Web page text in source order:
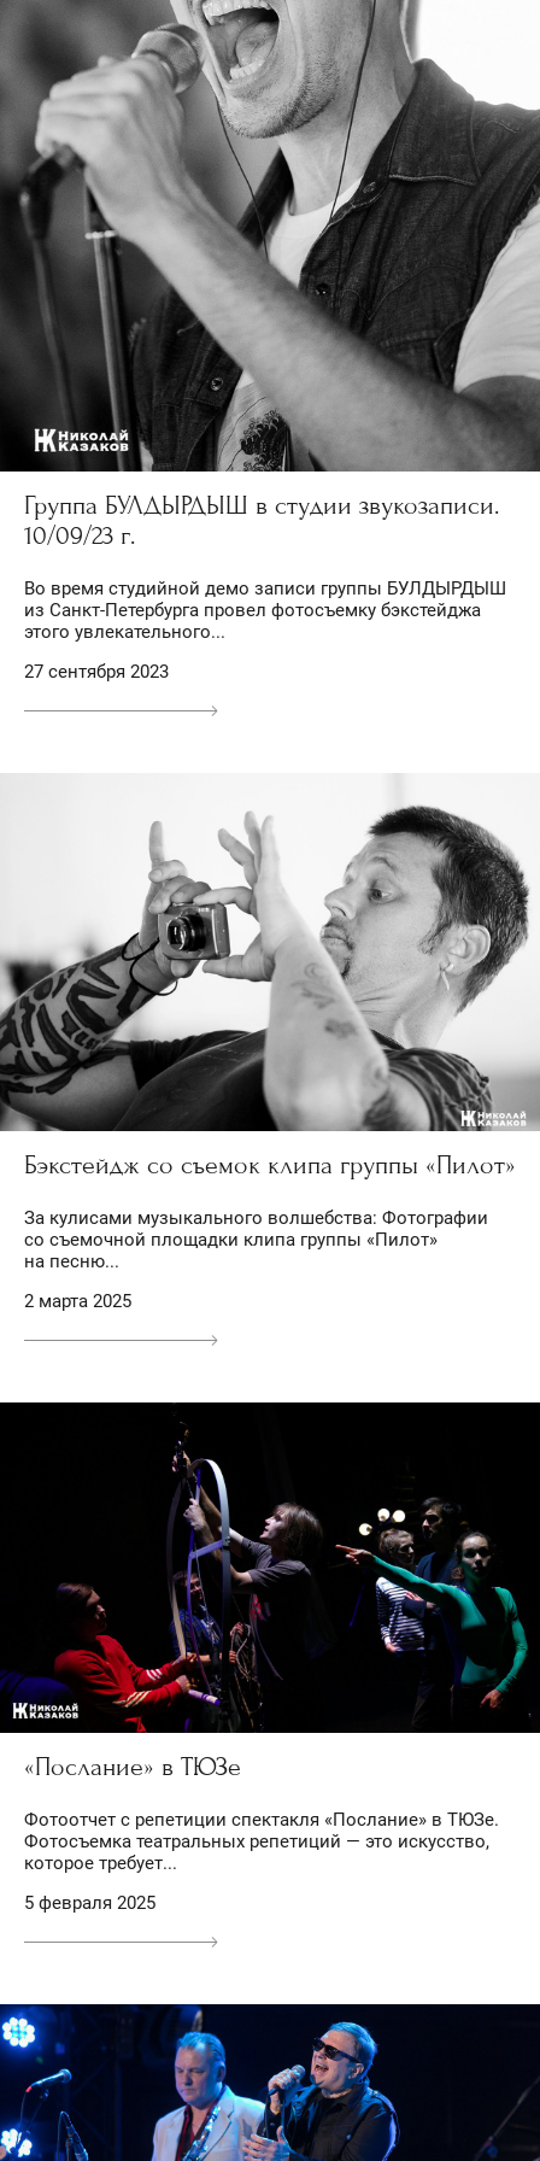
Группа БУЛДЫРДЫШ в студии звукозаписи.
10/09/23 г.
Во время студийной демо записи группы БУЛДЫРДЫШ
из Санкт-Петербурга провел фотосъемку бэкстейджа
этого увлекательного...
27 сентября 2023
Бэкстейдж со съемок клипа группы «Пилот»
За кулисами музыкального волшебства: Фотографии
со съемочной площадки клипа группы «Пилот»
на песню...
2 марта 2025
«Послание» в ТЮЗе
Фотоотчет с репетиции спектакля «Послание» в ТЮЗе.
Фотосъемка театральных репетиций — это искусство,
которое требует...
5 февраля 2025